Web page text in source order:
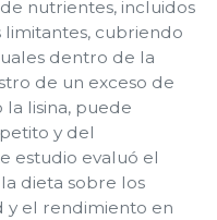
nutrientes, incluidos
limitantes, cubriendo
dentro de la
de un exceso de
la lisina, puede
y del
estudio evaluó el
dieta sobre los
y el rendimiento en